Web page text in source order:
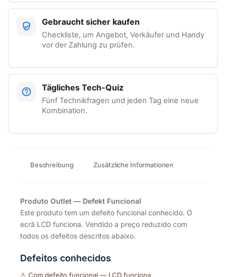
Gebraucht sicher kaufen
Checkliste, um Angebot, Verkäufer und Handy
vor der Zahlung zu prüfen.
Tägliches Tech-Quiz
Fünf Technikfragen und jeden Tag eine neue
Kombination.
Beschreibung Zusätzliche Informationen
Produto Outlet — Defekt Funcional
Este produto tem um defeito funcional conhecido. O
ecrã LCD funciona. Vendido a preço reduzido com
todos os defeitos descritos abaixo.
Defeitos conhecidos
Com defeito funcional — LCD funciona